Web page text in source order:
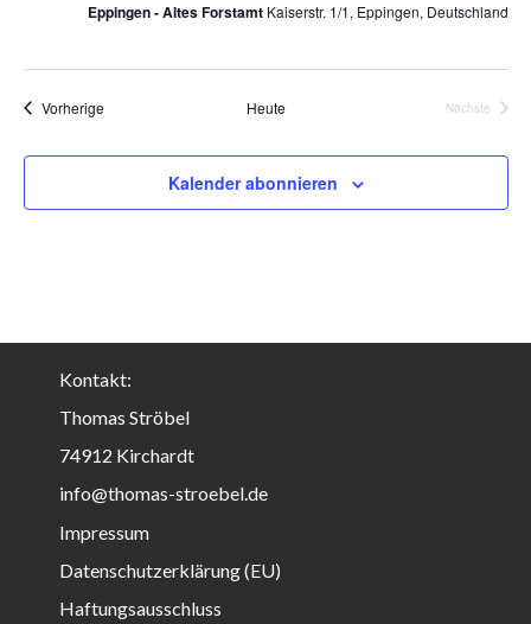
Eppingen - Altes Forstamt Kaiserstr. 1/1, Eppingen, Deutschland
VorherigeVeranstaltungen Heute
Nächste
Kalender abonnieren
Kontakt:
Thomas Ströbel
74912 Kirchardt
info@thomas-stroebel.de
Impressum
Datenschutzerklärung (EU)
Haftungsausschluss